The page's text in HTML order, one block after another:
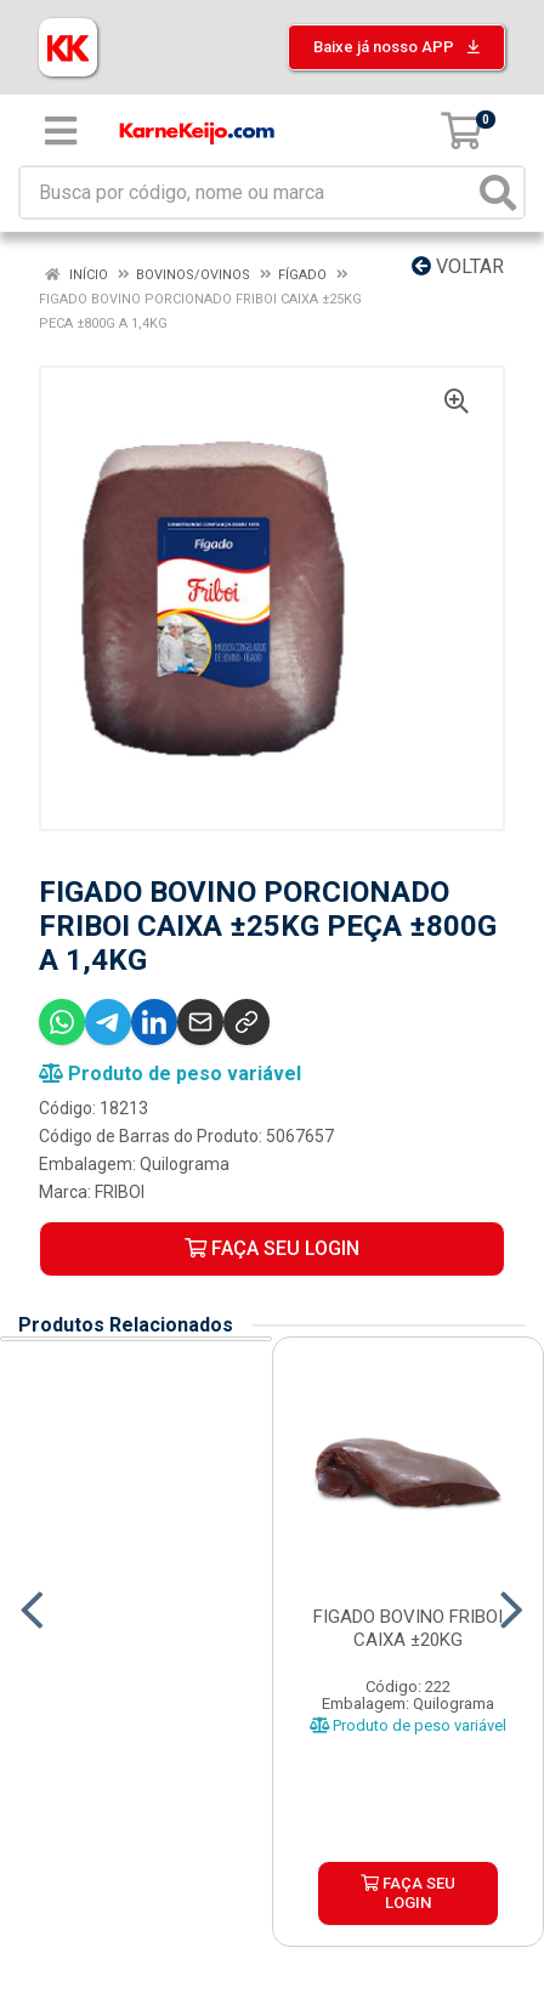
Baixe já nosso APP
0
VOLTAR
INÍCIO BOVINOS/OVINOS
FÍGADO
FIGADO BOVINO PORCIONADO FRIBOI CAIXA ±25KG
PECA ±800G A 1,4KG
FIGADO BOVINO PORCIONADO
FRIBOI CAIXA ±25KG PEÇA ±800G
A 1,4KG
Produto de peso variável
Código: 18213
Código de Barras do Produto: 5067657
Embalagem: Quilograma
Marca: FRIBOI
FAÇA SEU LOGIN
Produtos Relacionados
FIGADO BOVINO FRIBOI
CAIXA ±20KG
Código: 222
Embalagem: Quilograma
Produto de peso variável
FAÇA SEU
LOGIN